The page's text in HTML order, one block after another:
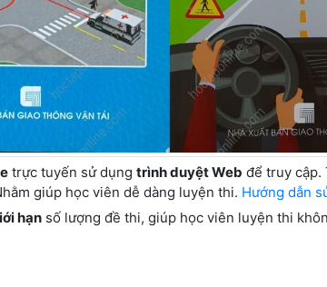
trực tuyến sử dụng trình duyệt Web để truy cập.
giúp học viên dễ dàng luyện thi. Hướng dẫn
hạn số lượng đề thi, giúp học viên luyện thi